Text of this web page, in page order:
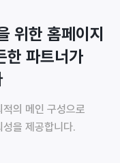
위한 홈페이지
한 파트너가
의 메인 구성으로
을 제공합니다.